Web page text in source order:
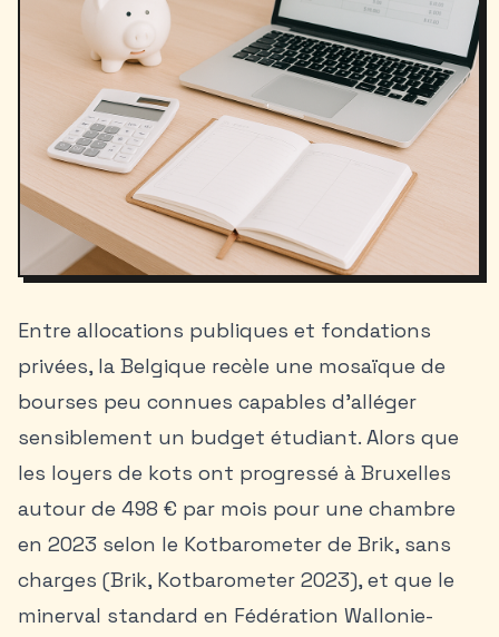
Entre allocations publiques et fondations
privées, la Belgique recèle une mosaïque de
bourses peu connues capables d’alléger
sensiblement un budget étudiant. Alors que
les loyers de kots ont progressé à Bruxelles
autour de 498 € par mois pour une chambre
en 2023 selon le Kotbarometer de Brik, sans
charges (Brik, Kotbarometer 2023), et que le
minerval standard en Fédération Wallonie-